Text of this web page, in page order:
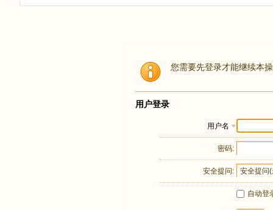
您需要先登录才能继续本
用户登录
用户名
密码:
安全提问:
自动登